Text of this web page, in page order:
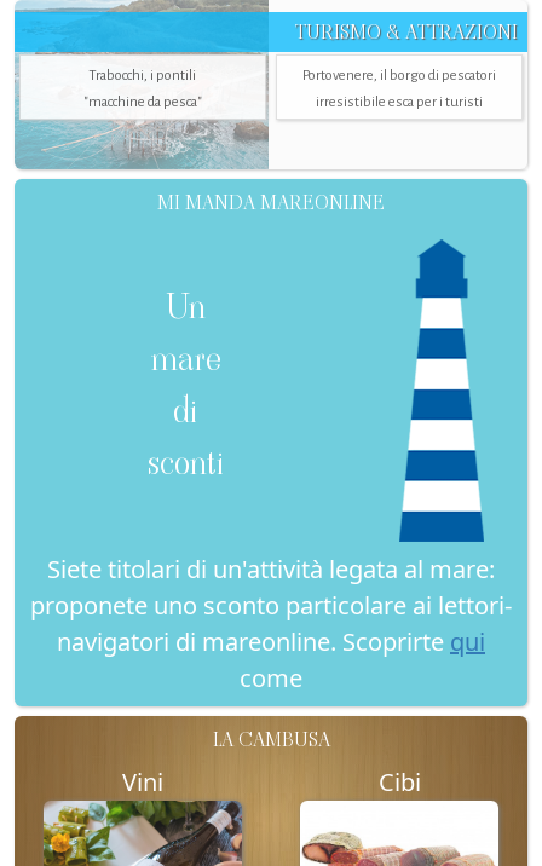
TURISMO & ATTRAZIONI
Trabocchi, i pontili
"macchine da pesca"
Portovenere, il borgo di pescatori
irresistibile esca per i turisti
MI MANDA MAREONLINE
Un
mare
di
sconti
Siete titolari di un'attività legata al mare:
proponete uno sconto particolare ai lettori-
navigatori di mareonline. Scoprirte qui
come
LA CAMBUSA
Vini Cibi